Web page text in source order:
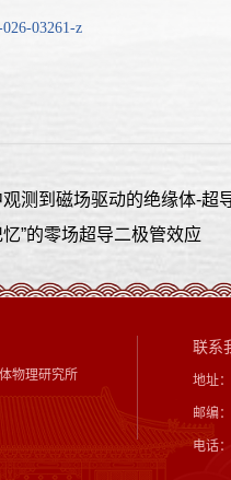
03261-z
观测到磁场驱动的绝缘体-超
”的零场超导二极管效应
物理研究所
联系
地址
邮编
电话